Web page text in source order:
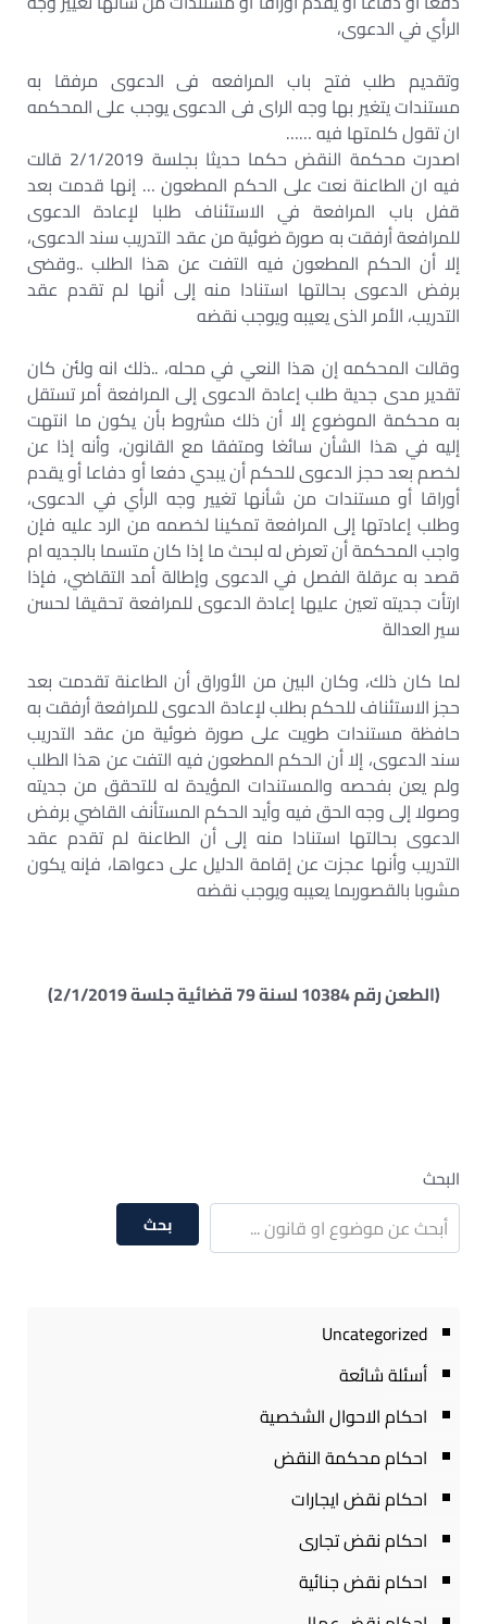
الرأي في الدعوى،
وتقديم طلب فتح باب المرافعه فى الدعوى مرفقا به
مستندات يتغير بها وجه الراى فى الدعوى يوجب على المحكمه
ان تقول كلمتها فيه ……
اصدرت محكمة النقض حكما حديثا بجلسة 2/1/2019 قالت
فيه ان الطاعنة نعت على الحكم المطعون … إنها قدمت بعد
قفل باب المرافعة في الاستئناف طلبا لإعادة الدعوى
للمرافعة أرفقت به صورة ضوئية من عقد التدريب سند الدعوى،
إلا أن الحكم المطعون فيه التفت عن هذا الطلب ..وقضى
برفض الدعوى بحالتها استنادا منه إلى أنها لم تقدم عقد
التدريب، الأمر الذى يعيبه ويوجب نقضه
وقالت المحكمه إن هذا النعي في محله، ..ذلك انه ولئن كان
تقدير مدى جدية طلب إعادة الدعوى إلى المرافعة أمر تستقل
به محكمة الموضوع إلا أن ذلك مشروط بأن يكون ما انتهت
إليه في هذا الشأن سائغا ومتفقا مع القانون، وأنه إذا عن
لخصم بعد حجز الدعوى للحكم أن يبدي دفعا أو دفاعا أو يقدم
أوراقا أو مستندات من شأنها تغيير وجه الرأي في الدعوى،
وطلب إعادتها إلى المرافعة تمكينا لخصمه من الرد عليه فإن
واجب المحكمة أن تعرض له لبحث ما إذا كان متسما بالجديه ام
قصد به عرقلة الفصل في الدعوى وإطالة أمد التقاضي، فإذا
ارتأت جديته تعين عليها إعادة الدعوى للمرافعة تحقيقا لحسن
سير العدالة
لما كان ذلك، وكان البين من الأوراق أن الطاعنة تقدمت بعد
حجز الاستئناف للحكم بطلب لإعادة الدعوى للمرافعة أرفقت به
حافظة مستندات طويت على صورة ضوئية من عقد التدريب
سند الدعوى، إلا أن الحكم المطعون فيه التفت عن هذا الطلب
ولم يعن بفحصه والمستندات المؤيدة له للتحقق من جديته
وصولا إلى وجه الحق فيه وأيد الحكم المستأنف القاضي برفض
الدعوى بحالتها استنادا منه إلى أن الطاعنة لم تقدم عقد
التدريب وأنها عجزت عن إقامة الدليل على دعواها، فإنه يكون
مشوبا بالقصوربما يعيبه ويوجب نقضه
(الطعن رقم 10384 لسنة 79 قضائية جلسة 2/1/2019)
البحث
بحث
Uncategorized
أسئلة شائعة
احكام الاحوال الشخصية
احكام محكمة النقض
احكام نقض ايجارات
احكام نقض تجارى
احكام نقض جنائية